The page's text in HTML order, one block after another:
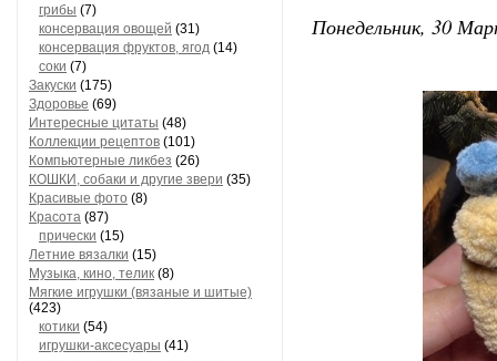
грибы (7)
консервация овощей (31)
консервация фруктов, ягод (14)
соки (7)
Закуски (175)
Здоровье (69)
Интересные цитаты (48)
Коллекции рецептов (101)
Компьютерные ликбез (26)
КОШКИ, собаки и другие звери (35)
Красивые фото (8)
Красота (87)
прически (15)
Летние вязалки (15)
Музыка, кино, телик (8)
Мягкие игрушки (вязаные и шитые)
(423)
котики (54)
игрушки-аксесуары (41)
Понедельник, 30